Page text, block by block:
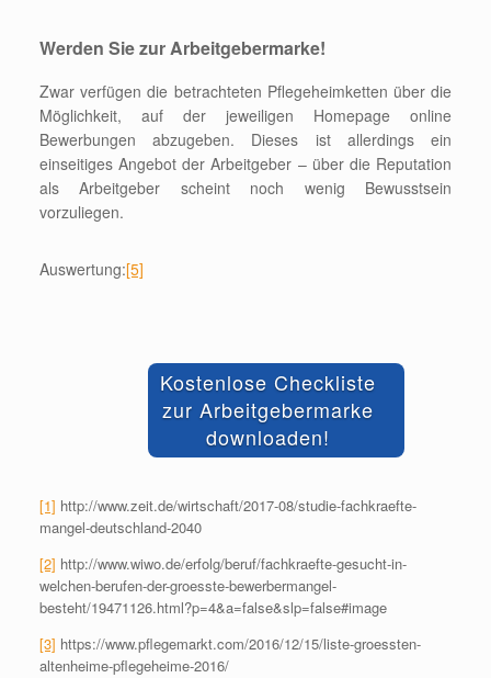
Werden Sie zur Arbeitgebermarke!
Zwar verfügen die betrachteten Pflegeheimketten über die
Möglichkeit, auf der jeweiligen Homepage online
Bewerbungen abzugeben. Dieses ist allerdings ein
einseitiges Angebot der Arbeitgeber – über die Reputation
als Arbeitgeber scheint noch wenig Bewusstsein
vorzuliegen.
Auswertung:[5]
Kostenlose Checkliste
zur Arbeitgebermarke
downloaden!
[1] http://www.zeit.de/wirtschaft/2017-08/studie-fachkraefte-
mangel-deutschland-2040
[2] http://www.wiwo.de/erfolg/beruf/fachkraefte-gesucht-in-
welchen-berufen-der-groesste-bewerbermangel-
besteht/19471126.html?p=4&a=false&slp=false#image
[3] https://www.pflegemarkt.com/2016/12/15/liste-groessten-
altenheime-pflegeheime-2016/